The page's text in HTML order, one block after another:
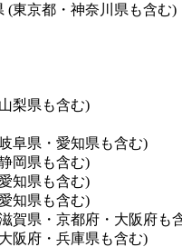
(東京都・神奈川県も含む)
梨県も含む)
阜県・愛知県も含む)
岡県も含む)
知県も含む)
知県も含む)
賀県・京都府・大阪府も
阪府・兵庫県も含む)